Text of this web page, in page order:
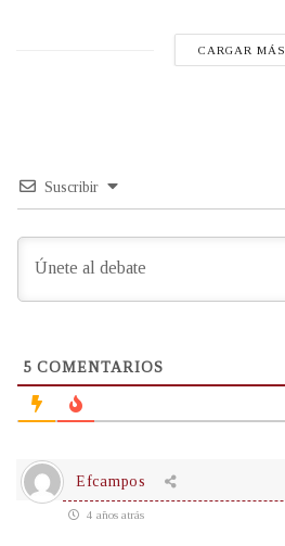
CARGAR MÁS
Suscribir
5 COMENTARIOS
Efcampos
4 años atrás